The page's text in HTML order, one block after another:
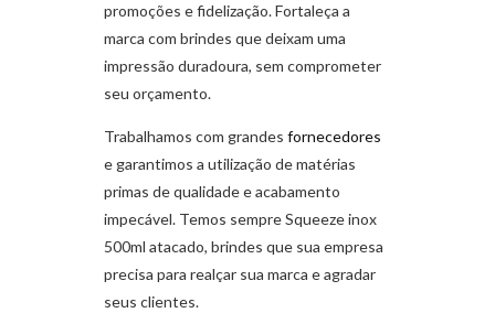
promoções e fidelização. Fortaleça a
marca com brindes que deixam uma
impressão duradoura, sem comprometer
seu orçamento.
Trabalhamos com grandes fornecedores
e garantimos a utilização de matérias
primas de qualidade e acabamento
impecável. Temos sempre Squeeze inox
500ml atacado, brindes que sua empresa
precisa para realçar sua marca e agradar
seus clientes.